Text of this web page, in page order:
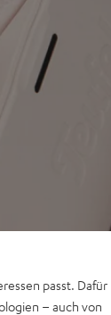
passt. Dafür
– auch von